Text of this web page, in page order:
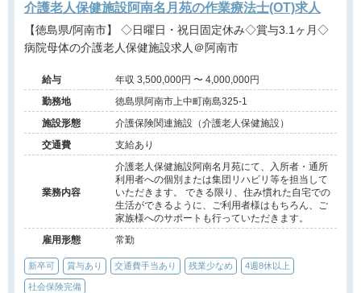
介護老人保健施設阿南名月苑の作業療法士(OT)求人
【徳島県/阿南市】 ◇日曜日・祝日固定休み◇賞与3.1ヶ月◇
病院母体の介護老人保健施設求人＠阿南市
給与
年収 3,500,000円 〜 4,000,000円
勤務地
徳島県阿南市上中町南島325-1
施設形態
介護保険関連施設（介護老人保健施設）
交通費
支給あり
業務内容
介護老人保健施設阿南名月苑にて、入所者・通所
利用者への個別または集団リハビリ等を担当して
いただきます。 できる限り、住み慣れた自宅での
生活ができるように、ご利用者様はもちろん、ご
家族様へのサポートも行っていただきます。
雇用形態
常勤
新卒可 賞与あり 交通費手当あり 残業少なめ 4週8休以上
社会保険完備